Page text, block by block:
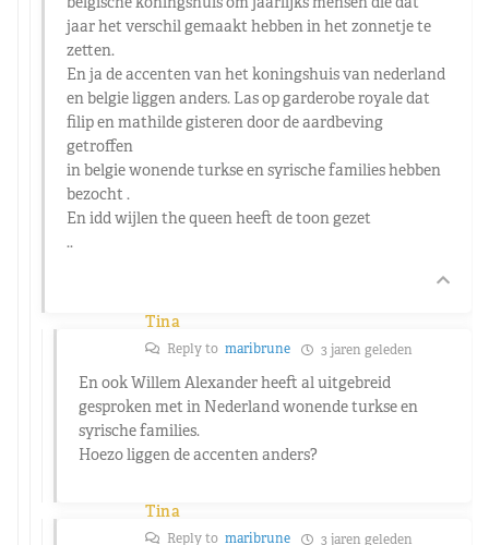
jaar het verschil gemaakt hebben in het zonnetje te
zetten.
En ja de accenten van het koningshuis van nederland
en belgie liggen anders. Las op garderobe royale dat
filip en mathilde gisteren door de aardbeving
getroffen
in belgie wonende turkse en syrische families hebben
bezocht .
En idd wijlen the queen heeft de toon gezet
..
Tina
Reply to maribrune 3 jaren geleden
En ook Willem Alexander heeft al uitgebreid
gesproken met in Nederland wonende turkse en
syrische families.
Hoezo liggen de accenten anders?
Tina
Reply to maribrune 3 jaren geleden